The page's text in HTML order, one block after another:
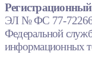
ЭЛ № ФС 77-72266
Федеральной
информационных